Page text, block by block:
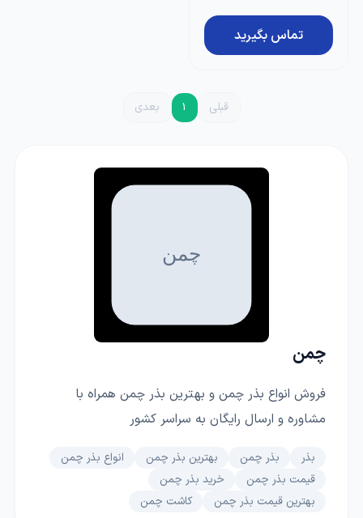
تماس بگیرید
قبلی 1 بعدی
چمن
فروش انواع بذر چمن و بهترین بذر چمن همراه با
مشاوره و ارسال رایگان به سراسر کشور
بذر بذر چمن بهترین بذر چمن
انواع بذر چمن
قیمت بذر چمن
خرید بذر چمن
بهترین قیمت بذر چمن
کاشت چمن